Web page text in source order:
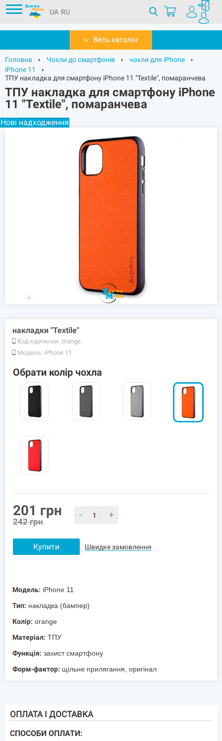
UA RU
Весь каталог
Головна Чохли до смартфонів
чохли для iPhone
iPhone 11
ТПУ накладка для смартфону iPhone 11 "Textile", помаранчева
ТПУ накладка для смартфону iPhone
11 "Textile", помаранчева
Нові надходження
накладки "Textile"
Код картинки: orange
Модель: iPhone 11
Обрати колір чохла
201 грн
242 грн
- +
Купити Швидке замовлення
Модель: iPhone 11
Тип: накладка (бампер)
Колір: orange
Матеріал: ТПУ
Функція: захист смартфону
Форм-фактор: щільне прилягання, оригінал
ОПЛАТА І ДОСТАВКА
СПОСОБИ ОПЛАТИ: